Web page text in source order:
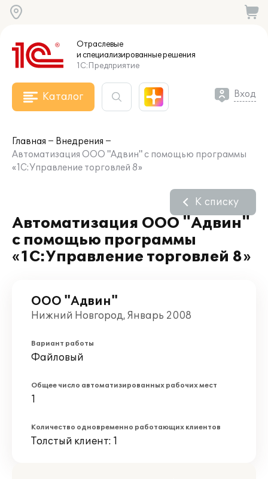
Отраслевые
и специализированныерешения
1С:Предприятие
Каталог Вход
Главная
Внедрения
Автоматизация ООО "Адвин" с помощью программы
«1С:Управление торговлей 8»
Автоматизация ООО "Адвин"
с помощью программы
«1С:Управление торговлей 8»
К списку
ООО "Адвин"
Нижний Новгород, Январь 2008
Вариант работы
Файловый
Общее число автоматизированных рабочих мест
1
Количество одновременно работающих клиентов
Толстый клиент: 1